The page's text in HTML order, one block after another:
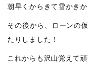
朝早くからきて雪かきか
その後から、ローンの
たりしました！
これからも沢山覚えて